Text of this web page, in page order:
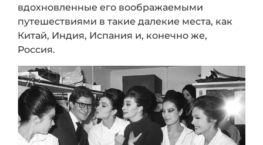
вдохновленные его воображаемыми
путешествиями в такие далекие места, как
Китай, Индия, Испания и, конечно же,
Россия.